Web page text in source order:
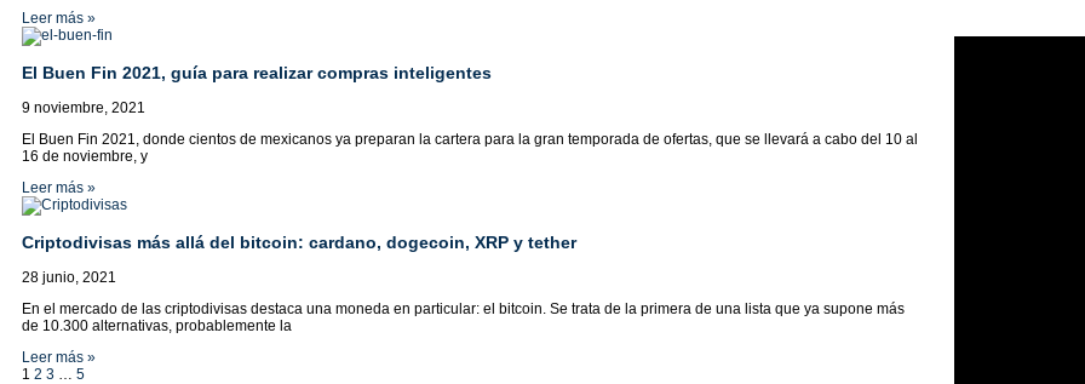
Leer más »
El Buen Fin 2021, guía para realizar compras inteligentes
9 noviembre, 2021
El Buen Fin 2021, donde cientos de mexicanos ya preparan la cartera para la gran temporada de ofertas, que se llevará a cabo del 10 al
16 de noviembre, y
Leer más »
Criptodivisas más allá del bitcoin: cardano, dogecoin, XRP y tether
28 junio, 2021
En el mercado de las criptodivisas destaca una moneda en particular: el bitcoin. Se trata de la primera de una lista que ya supone más
de 10.300 alternativas, probablemente la
Leer más »
1 2 3 … 5